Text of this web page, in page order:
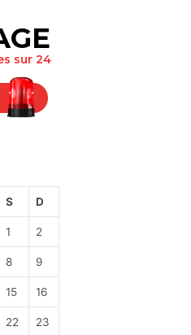
sur 24
S D
1 2
8 9
15 16
22 23